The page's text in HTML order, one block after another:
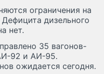
ограничения на
дизельного
нет.
35 вагонов-
92 и АИ-95.
ожидается сегодня.